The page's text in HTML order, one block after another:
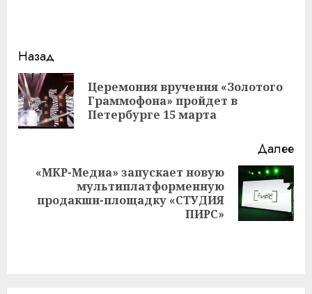
Навигация
записи
Назад
Церемония вручения «Золотого
Граммофона» пройдет в
Петербурге 15 марта
Далее
Следующая
запись:
«МКР-Медиа» запускает новую
мультиплатформенную
продакшн-площадку «СТУДИЯ
ПИРС»